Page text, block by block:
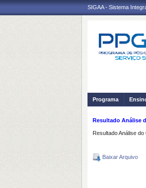
SIGAA - Sistema
Programa
Resultado Análise
Resultado Análise
Baixar Arquivo